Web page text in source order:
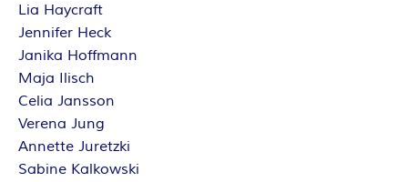
Lia Haycraft
Jennifer Heck
Janika Hoffmann
Maja Ilisch
Celia Jansson
Verena Jung
Annette Juretzki
Sabine Kalkowski